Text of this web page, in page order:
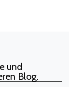
und
Blog.